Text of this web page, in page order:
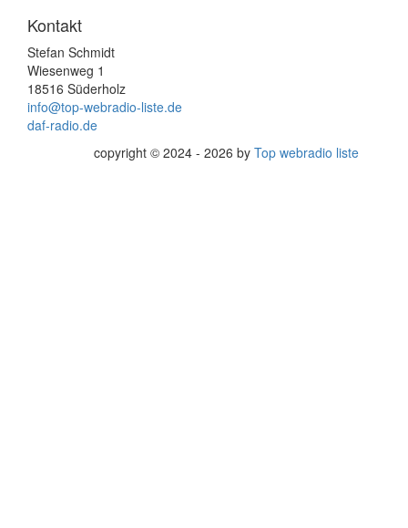
Kontakt
Stefan Schmidt
Wiesenweg 1
18516 Süderholz
info@top-webradio-liste.de
daf-radio.de
copyright © 2024 - 2026 by Top webradio liste